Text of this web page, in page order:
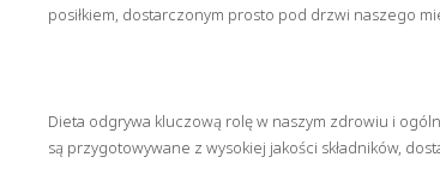
posiłkiem, dostarczonym prosto pod drzwi naszego
Dieta odgrywa kluczową rolę w naszym zdrowiu i
są przygotowywane z wysokiej jakości składników,